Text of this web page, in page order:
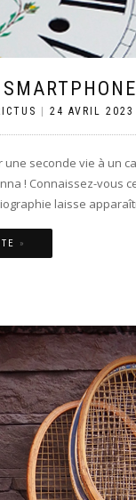
24 AVRIL 2023
seconde vie à un
! Connaissez-vous
laisse